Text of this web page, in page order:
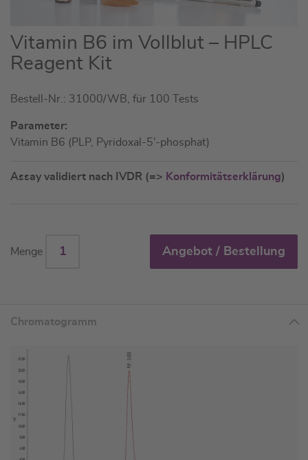
Zum
Anfang
der
springen
Vitamin B6 im Vollblut – HPLC
Reagent Kit
Bestell-Nr.: 31000/WB, für 100 Tests
Parameter:
Vitamin B6 (PLP, Pyridoxal-5’-phosphat)
Assay validiert nach IVDR (=> Konformitätserklärung)
Menge Angebot / Bestellung
Chromatogramm